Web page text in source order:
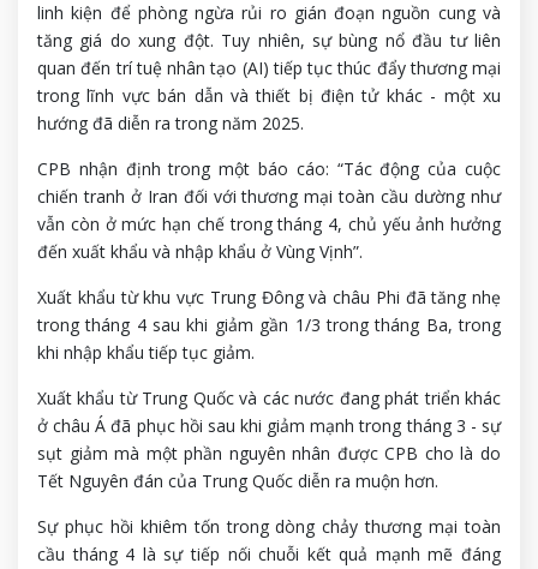
linh kiện để phòng ngừa rủi ro gián đoạn nguồn cung và
tăng giá do xung đột. Tuy nhiên, sự bùng nổ đầu tư liên
quan đến trí tuệ nhân tạo (AI) tiếp tục thúc đẩy thương mại
trong lĩnh vực bán dẫn và thiết bị điện tử khác - một xu
hướng đã diễn ra trong năm 2025.
CPB nhận định trong một báo cáo: “Tác động của cuộc
chiến tranh ở Iran đối với thương mại toàn cầu dường như
vẫn còn ở mức hạn chế trong tháng 4, chủ yếu ảnh hưởng
đến xuất khẩu và nhập khẩu ở Vùng Vịnh”.
Xuất khẩu từ khu vực Trung Đông và châu Phi đã tăng nhẹ
trong tháng 4 sau khi giảm gần 1/3 trong tháng Ba, trong
khi nhập khẩu tiếp tục giảm.
Xuất khẩu từ Trung Quốc và các nước đang phát triển khác
ở châu Á đã phục hồi sau khi giảm mạnh trong tháng 3 - sự
sụt giảm mà một phần nguyên nhân được CPB cho là do
Tết Nguyên đán của Trung Quốc diễn ra muộn hơn.
Sự phục hồi khiêm tốn trong dòng chảy thương mại toàn
cầu tháng 4 là sự tiếp nối chuỗi kết quả mạnh mẽ đáng